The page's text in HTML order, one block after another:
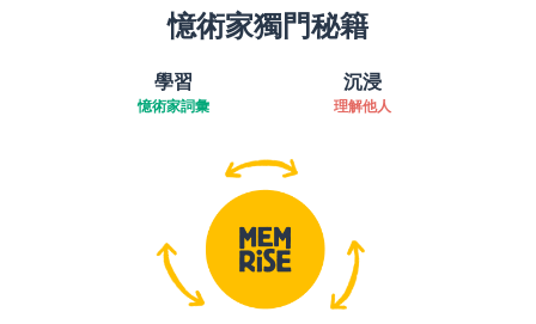
憶術家獨門秘籍
學習
憶術家詞彙
沉浸
理解他人